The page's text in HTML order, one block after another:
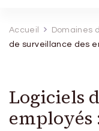
Accueil Domaines
de surveillance des
Logiciels
employés